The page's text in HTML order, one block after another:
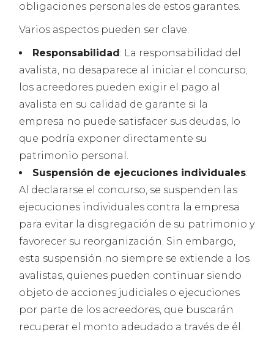
obligaciones personales de estos garantes.
Varios aspectos pueden ser clave:
Responsabilidad: La responsabilidad del
avalista, no desaparece al iniciar el concurso;
los acreedores pueden exigir el pago al
avalista en su calidad de garante si la
empresa no puede satisfacer sus deudas, lo
que podría exponer directamente su
patrimonio personal.
Suspensión de ejecuciones individuales:
Al declararse el concurso, se suspenden las
ejecuciones individuales contra la empresa
para evitar la disgregación de su patrimonio y
favorecer su reorganización. Sin embargo,
esta suspensión no siempre se extiende a los
avalistas, quienes pueden continuar siendo
objeto de acciones judiciales o ejecuciones
por parte de los acreedores, que buscarán
recuperar el monto adeudado a través de él.